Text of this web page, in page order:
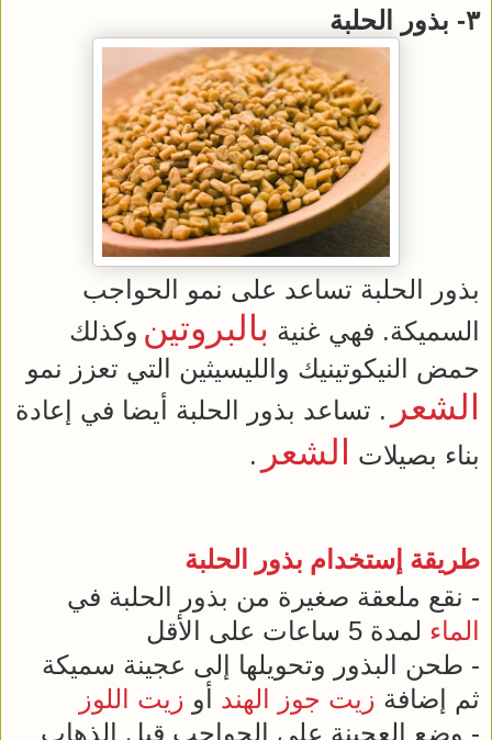
٣- بذور الحلبة
بذور الحلبة تساعد على نمو الحواجب
السميكة. فهي غنية بالبروتين وكذلك
حمض النيكوتينيك والليسيثين التي تعزز نمو
الشعر . تساعد بذور الحلبة أيضا في إعادة
بناء بصيلات
الشعر .
طريقة إستخدام بذور الحلبة
- نقع ملعقة صغيرة من بذور الحلبة في
الماء لمدة 5 ساعات على الأقل
- طحن البذور وتحويلها إلى عجينة سميكة
ثم إضافة زيت جوز الهند أو زيت اللوز
- وضع العجينة على الحواجب قبل الذهاب